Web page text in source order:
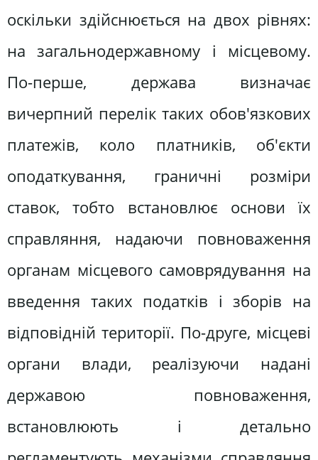
оскільки здійснюється на двох рівнях:
на загальнодержавному і місцевому.
По-перше, держава визначає
вичерпний перелік таких обов'язкових
платежів, коло платників, об'єкти
оподаткування, граничні розміри
ставок, тобто встановлює основи їх
справляння, надаючи повноваження
органам місцевого самоврядування на
введення таких податків і зборів на
відповідній території. По-друге, місцеві
органи влади, peaлізуючи надані
державою повноваження,
встановлюють і детально